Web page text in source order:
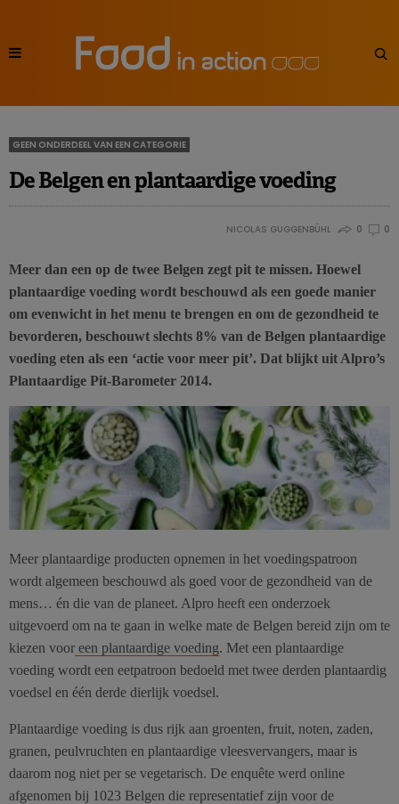
GEEN ONDERDEEL VAN EEN CATEGORIE
De Belgen en plantaardige voeding
NICOLAS GUGGENBÜHL 0 0
Meer dan een op de twee Belgen zegt pit te missen. Hoewel
plantaardige voeding wordt beschouwd als een goede manier
om evenwicht in het menu te brengen en om de gezondheid te
bevorderen, beschouwt slechts 8% van de Belgen plantaardige
voeding eten als een ‘actie voor meer pit’. Dat blijkt uit Alpro’s
Plantaardige Pit-Barometer 2014.
Meer plantaardige producten opnemen in het voedingspatroon
wordt algemeen beschouwd als goed voor de gezondheid van de
mens… én die van de planeet. Alpro heeft een onderzoek
uitgevoerd om na te gaan in welke mate de Belgen bereid zijn om te
kiezen voor een plantaardige voeding. Met een plantaardige
voeding wordt een eetpatroon bedoeld met twee derden plantaardig
voedsel en één derde dierlijk voedsel.
Plantaardige voeding is dus rijk aan groenten, fruit, noten, zaden,
granen, peulvruchten en plantaardige vleesvervangers, maar is
daarom nog niet per se vegetarisch. De enquête werd online
afgenomen bij 1023 Belgen die representatief zijn voor de